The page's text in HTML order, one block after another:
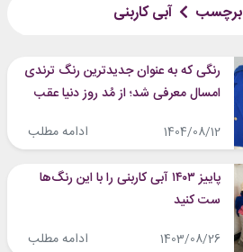
برچسب آبی کاربنی
رنگی که به عنوان جدیدترین رنگ ترندی
امسال معرفی شد؛ از مُد روز دنیا عقب
1404/08/12 ادامه مطلب
پاییز ۱۴۰۳ آبی کاربنی را با این رنگ‌ها
ست کنید
1403/08/26 ادامه مطلب